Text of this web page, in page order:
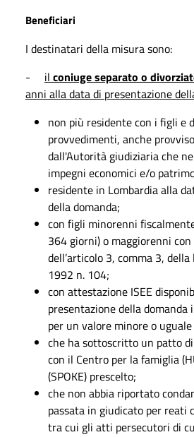
Beneficiari
I destinatari della misura sono:
- il coniuge separato o
anni alla data di presentazione
non più residente con i figli e
provvedimenti, anche
dall'Autorità giudiziaria che
impegni economici e/o
residente in Lombardia alla
della domanda;
con figli minorenni
364 giorni) o maggiorenni
dell’articolo 3, comma 3,
1992 n. 104;
con attestazione ISEE
presentazione della
per un valore minore o
che ha sottoscritto un patto
con il Centro per la famiglia
(SPOKE) prescelto;
che non abbia riportato
passata in giudicato per reati
tra cui gli atti persecutori di